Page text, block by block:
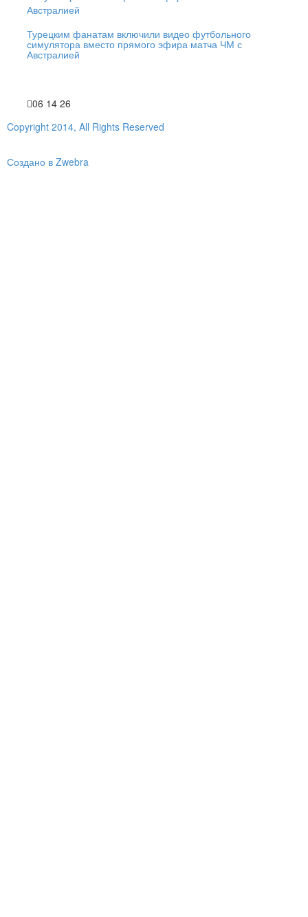
Турецким фанатам включили видео футбольного
симулятора вместо прямого эфира матча ЧМ с
Австралией
06 14 26
Copyright 2014, All Rights Reserved
Создано в Zwebra